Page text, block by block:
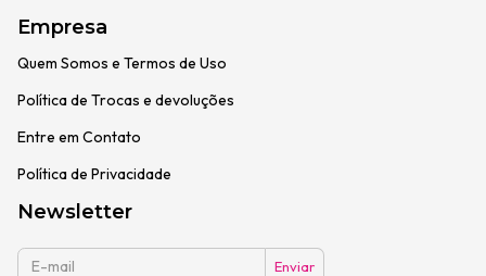
Empresa
Quem Somos e Termos de Uso
Política de Trocas e devoluções
Entre em Contato
Política de Privacidade
Newsletter